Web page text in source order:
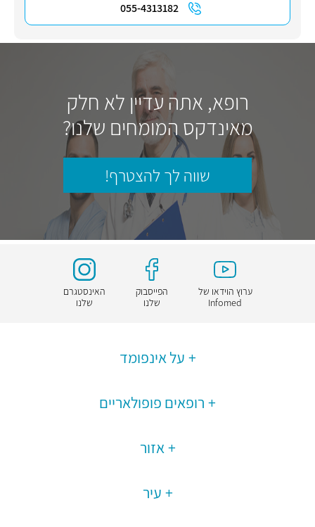
055-4313182
רופא, אתה עדיין לא חלק
מאינדקס המומחים שלנו?
שווה לך להצטרף!
ערוץ הוידאו של
Infomed
הפייסבוק
שלנו
האינסטגרם
שלנו
על אינפומד
רופאים פופולאריים
אזור
עיר